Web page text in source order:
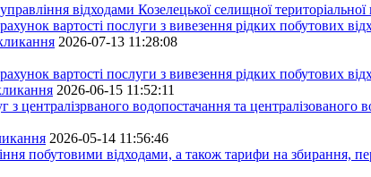
відходами Козелецької селищної територіальної
вартості послуги з вивезення рідких побутових
2026-07-13 11:28:08
вартості послуги з вивезення рідких побутових
2026-06-15 11:52:11
централізрваного водопостачання та централізованого
2026-05-14 11:56:46
побутовими відходами, а також тарифи на збирання,